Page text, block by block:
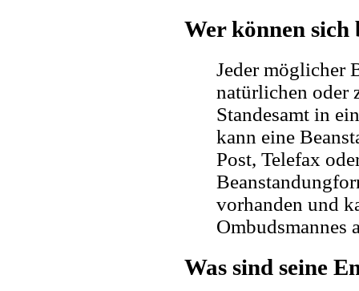
Wer können sich
Jeder möglicher
natürlichen oder
Standesamt in
kann eine
Post, Telefax
vorhanden und
Ombudsmannes
Was sind seine